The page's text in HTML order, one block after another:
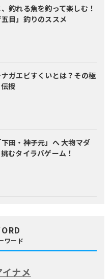
釣れる魚を釣って楽しむ！
五目」釣りのススメ
ガエビすくいとは？ その極
授
田・神子元」へ大物マダ
むタイラバゲーム！
ワード
イナメ